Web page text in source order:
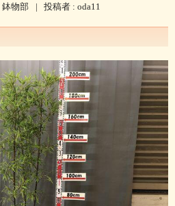
鉢物部 | 投稿者 : oda11